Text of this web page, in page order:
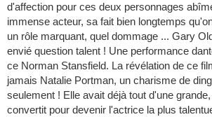
d'affection pour ces deux personnages
immense acteur, sa fait bien longtemps
un rôle marquant, quel dommage ... Gary
envié question talent ! Une performance
ce Norman Stansfield. La révélation de ce
jamais Natalie Portman, un charisme de
seulement ! Elle avait déjà tout d'une
convertit pour devenir l'actrice la plus